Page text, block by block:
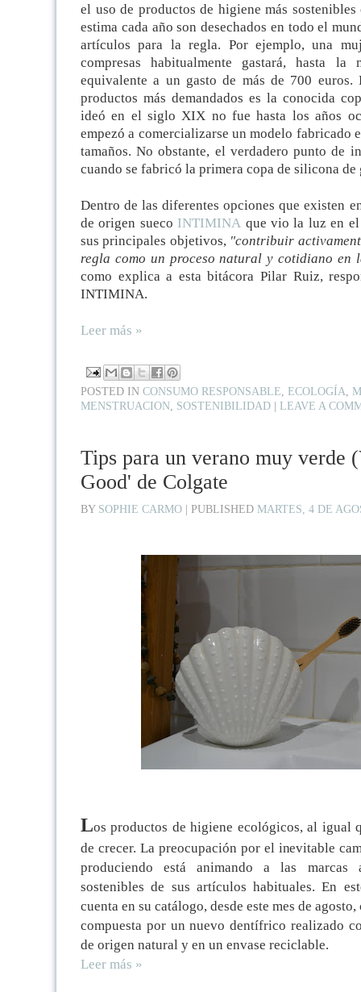
el uso de productos de higiene más sostenibles
estima cada año son desechados en todo el
artículos para la regla. Por ejemplo, una
compresas habitualmente gastará, hasta la
equivalente a un gasto de más de 700
productos más demandados es la conocida
ideó en el siglo XIX no fue hasta los años
empezó a comercializarse un modelo fabricado
tamaños. No obstante, el verdadero punto de
cuando se fabricó la primera copa de silicona de
Dentro de las diferentes opciones que existen
de origen sueco INTIMINA que vio la luz en
sus principales objetivos, "contribuir
regla como un proceso natural y cotidiano en
como explica a esta bitácora Pilar Ruiz,
INTIMINA.
Leer más »
POSTED IN CONSUMO RESPONSABLE, ECOLOGÍA,
MENSTRUACION, SOSTENIBILIDAD LEAVE A
Tips para un verano muy
Good' de Colgate
BY SOPHIE CARMO PUBLISHED MARTES, 4 DE
Los productos de higiene ecológicos, al igual
de crecer. La preocupación por el inevitable
produciendo está animando a las marcas
sostenibles de sus artículos habituales. En
cuenta en su catálogo, desde este mes de
compuesta por un nuevo dentífrico realizado
de origen natural y en un envase reciclable.
Leer más »